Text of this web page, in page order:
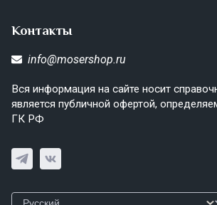
Контакты
info@mosershop.ru
Вся информация на сайте носит
является публичной офертой,
ГК РФ